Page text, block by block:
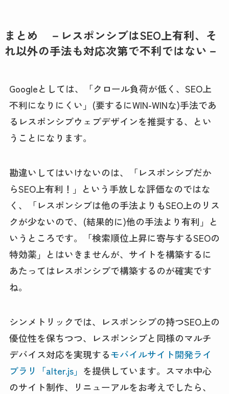
まとめ －レスポンシブはSEO上有利、そ
れ以外の手法も対応次第で不利ではない－
Googleとしては、「クロール負荷が低く、SEO上
不利になりにくい」(要するにWIN-WINな)手法であ
るレスポンシブウェブデザインを推奨する、とい
うことになります。
勘違いしてはいけないのは、「レスポンシブだか
らSEO上有利！」という手放しな評価なのではな
く、「レスポンシブは他の手法よりもSEO上のリス
クが少ないので、(結果的に)他の手法より有利」と
いうところです。「検索順位上昇に寄与するSEOの
特効薬」とはいきませんが、サイトを構築するに
あたってはレスポンシブで構築するのが確実です
ね。
シンメトリックでは、レスポンシブの持つSEO上の
優位性を保ちつつ、レスポンシブと同様のマルチ
デバイス対応を実現するモバイルサイト開発ライ
ブラリ「alter.js」 を提供しています。スマホ中心
のサイト制作、リニューアルをお考えでしたら、